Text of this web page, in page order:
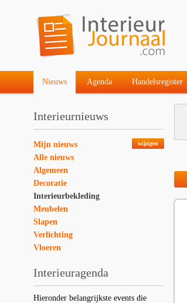
Nieuws Agenda Handelsregister
Interieurnieuws
wijzigen
Mijn nieuws
Alle nieuws
Algemeen
Decoratie
Interieurbekleding
Meubelen
Slapen
Verlichting
Vloeren
Interieuragenda
Hieronder belangrijkste events die